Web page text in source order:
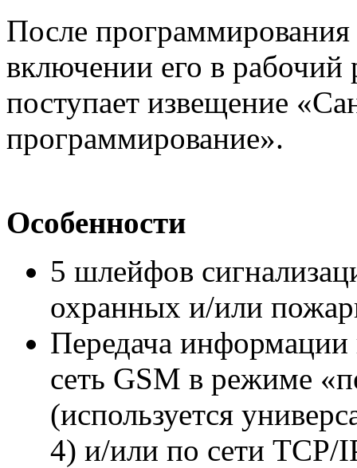
После
включении его в
поступает извещение
программирование».
Особенности
5 шлейфов
охранных и/или
Передача
сеть GSM в режиме
(используется
4) и/или по сети TCP/